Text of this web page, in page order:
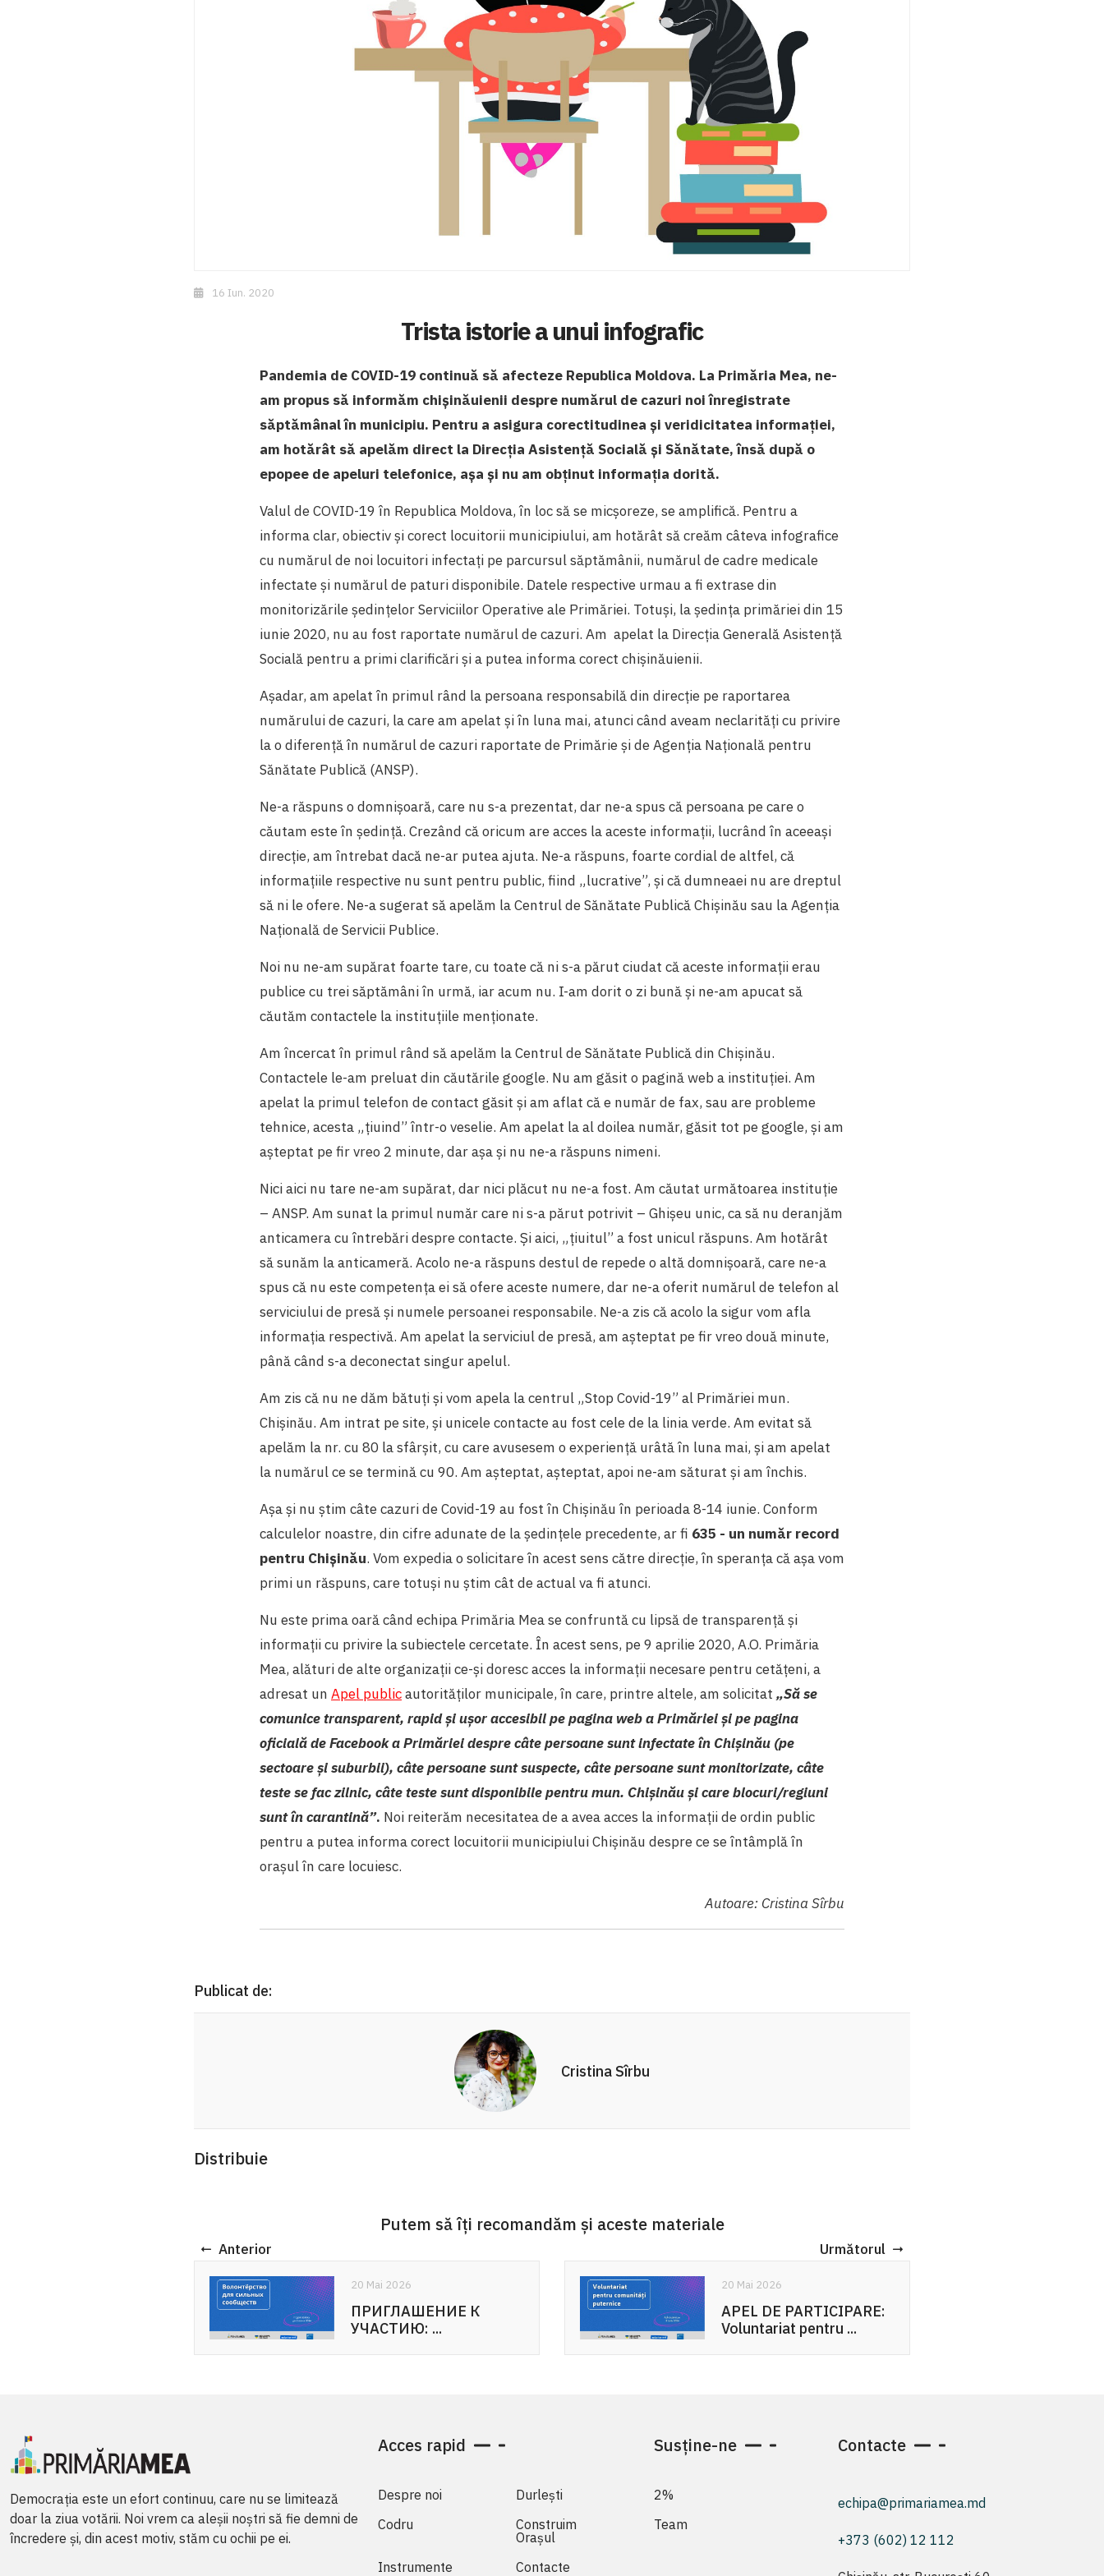
16 Iun. 2020
Trista istorie a unui infografic
Pandemia de COVID-19 continuă să afecteze Republica Moldova. La Primăria Mea, ne-
am propus să informăm chișinăuienii despre numărul de cazuri noi înregistrate
săptămânal în municipiu. Pentru a asigura corectitudinea și veridicitatea informației,
am hotărât să apelăm direct la Direcția Asistență Socială și Sănătate, însă după o
epopee de apeluri telefonice, așa și nu am obținut informația dorită.
Valul de COVID-19 în Republica Moldova, în loc să se micșoreze, se amplifică. Pentru a
informa clar, obiectiv și corect locuitorii municipiului, am hotărât să creăm câteva infografice
cu numărul de noi locuitori infectați pe parcursul săptămânii, numărul de cadre medicale
infectate și numărul de paturi disponibile. Datele respective urmau a fi extrase din
monitorizările ședințelor Serviciilor Operative ale Primăriei. Totuși, la ședința primăriei din 15
iunie 2020, nu au fost raportate numărul de cazuri. Am apelat la Direcția Generală Asistență
Socială pentru a primi clarificări și a putea informa corect chișinăuienii.
Așadar, am apelat în primul rând la persoana responsabilă din direcție pe raportarea
numărului de cazuri, la care am apelat și în luna mai, atunci când aveam neclarități cu privire
la o diferență în numărul de cazuri raportate de Primărie și de Agenția Națională pentru
Sănătate Publică (ANSP).
Ne-a răspuns o domnișoară, care nu s-a prezentat, dar ne-a spus că persoana pe care o
căutam este în ședință. Crezând că oricum are acces la aceste informații, lucrând în aceeași
direcție, am întrebat dacă ne-ar putea ajuta. Ne-a răspuns, foarte cordial de altfel, că
informațiile respective nu sunt pentru public, fiind „lucrative”, și că dumneaei nu are dreptul
să ni le ofere. Ne-a sugerat să apelăm la Centrul de Sănătate Publică Chișinău sau la Agenția
Națională de Servicii Publice.
Noi nu ne-am supărat foarte tare, cu toate că ni s-a părut ciudat că aceste informații erau
publice cu trei săptămâni în urmă, iar acum nu. I-am dorit o zi bună și ne-am apucat să
căutăm contactele la instituțiile menționate.
Am încercat în primul rând să apelăm la Centrul de Sănătate Publică din Chișinău.
Contactele le-am preluat din căutările google. Nu am găsit o pagină web a instituției. Am
apelat la primul telefon de contact găsit și am aflat că e număr de fax, sau are probleme
tehnice, acesta „țiuind” într-o veselie. Am apelat la al doilea număr, găsit tot pe google, și am
așteptat pe fir vreo 2 minute, dar așa și nu ne-a răspuns nimeni.
Nici aici nu tare ne-am supărat, dar nici plăcut nu ne-a fost. Am căutat următoarea instituție
– ANSP. Am sunat la primul număr care ni s-a părut potrivit – Ghișeu unic, ca să nu deranjăm
anticamera cu întrebări despre contacte. Și aici, „țiuitul” a fost unicul răspuns. Am hotărât
să sunăm la anticameră. Acolo ne-a răspuns destul de repede o altă domnișoară, care ne-a
spus că nu este competența ei să ofere aceste numere, dar ne-a oferit numărul de telefon al
serviciului de presă și numele persoanei responsabile. Ne-a zis că acolo la sigur vom afla
informația respectivă. Am apelat la serviciul de presă, am așteptat pe fir vreo două minute,
până când s-a deconectat singur apelul.
Am zis că nu ne dăm bătuți și vom apela la centrul „Stop Covid-19” al Primăriei mun.
Chișinău. Am intrat pe site, și unicele contacte au fost cele de la linia verde. Am evitat să
apelăm la nr. cu 80 la sfârșit, cu care avusesem o experiență urâtă în luna mai, și am apelat
la numărul ce se termină cu 90. Am așteptat, așteptat, apoi ne-am săturat și am închis.
Așa și nu știm câte cazuri de Covid-19 au fost în Chișinău în perioada 8-14 iunie. Conform
calculelor noastre, din cifre adunate de la ședințele precedente, ar fi 635 - un număr record
pentru Chișinău. Vom expedia o solicitare în acest sens către direcție, în speranța că așa vom
primi un răspuns, care totuși nu știm cât de actual va fi atunci.
Nu este prima oară când echipa Primăria Mea se confruntă cu lipsă de transparență și
informații cu privire la subiectele cercetate. În acest sens, pe 9 aprilie 2020, A.O. Primăria
Mea, alături de alte organizații ce-și doresc acces la informații necesare pentru cetățeni, a
adresat un Apel publicautorităților municipale, în care, printre altele, am solicitat „Să se
comunice transparent, rapid și ușor accesibil pe pagina web a Primăriei și pe pagina
oficială de Facebook a Primăriei despre câte persoane sunt infectate în Chișinău (pe
sectoare și suburbii), câte persoane sunt suspecte, câte persoane sunt monitorizate, câte
teste se fac zilnic, câte teste sunt disponibile pentru mun. Chișinău și care blocuri/regiuni
sunt în carantină”. Noi reiterăm necesitatea de a avea acces la informații de ordin public
pentru a putea informa corect locuitorii municipiului Chișinău despre ce se întâmplă în
orașul în care locuiesc.
Autoare: Cristina Sîrbu
Publicat de:
Cristina Sîrbu
Distribuie
Putem să îți recomandăm și aceste materiale
Anterior Următorul
APEL DE PARTICIPARE:
Voluntariat pentru ...
De la drujbă la
responsabilitate: ce
putem ...
Democrația este un efort continuu, care nu se limitează
doar la ziua votării. Noi vrem ca aleșii noștri să fie demni de
încredere și, din acest motiv, stăm cu ochii pe ei.
Acces rapid
Despre noi
Durlești
Codru
Construim
Orașul
Susține-ne
2%
Team
Contacte
echipa@primariamea.md
+373 (602) 12 112